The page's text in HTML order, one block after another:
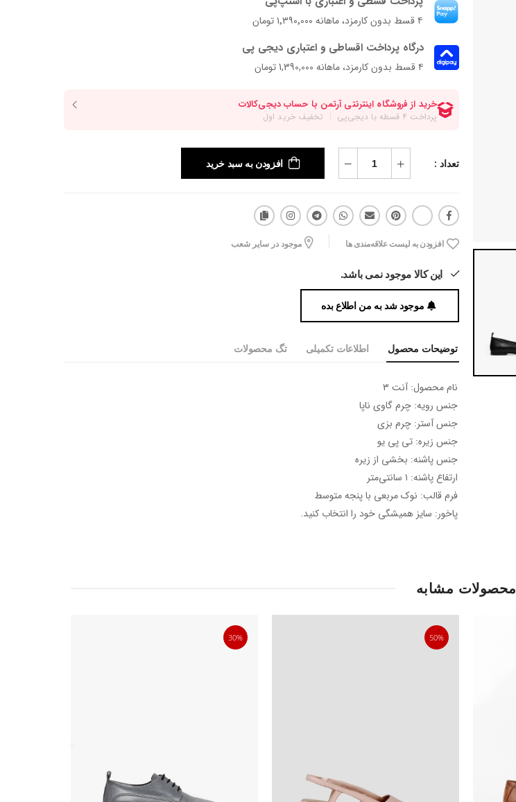
۴ قسط بدون کارمزد، ماهانه ۱٬۳۹۰٬۰۰۰ تومان
درگاه پرداخت اقساطی و اعتباری دیجی پی
۴ قسط بدون کارمزد، ماهانه 1,390,000 تومان
تعداد : افزودن به سبد خرید
افزودن به لیست علاقه‌مندی ها موجود در سایر شعب
این کالا موجود نمی باشد.
موجود شد به من اطلاع بده
توضیحات محصول اطلاعات تکمیلی تگ محصولات
نام محصول: آنت ۳
جنس رویه: چرم گاوی ناپا
جنس آستر: چرم بزی
جنس زیره: تی پی یو
جنس پاشنه: بخشی از زیره
ارتفاع پاشنه: ۱ سانتی‌متر
فرم قالب: نوک مربعی با پنجه متوسط
پاخور: سایز همیشگی خود را انتخاب کنید.
محصولات مشابه
50%
30%